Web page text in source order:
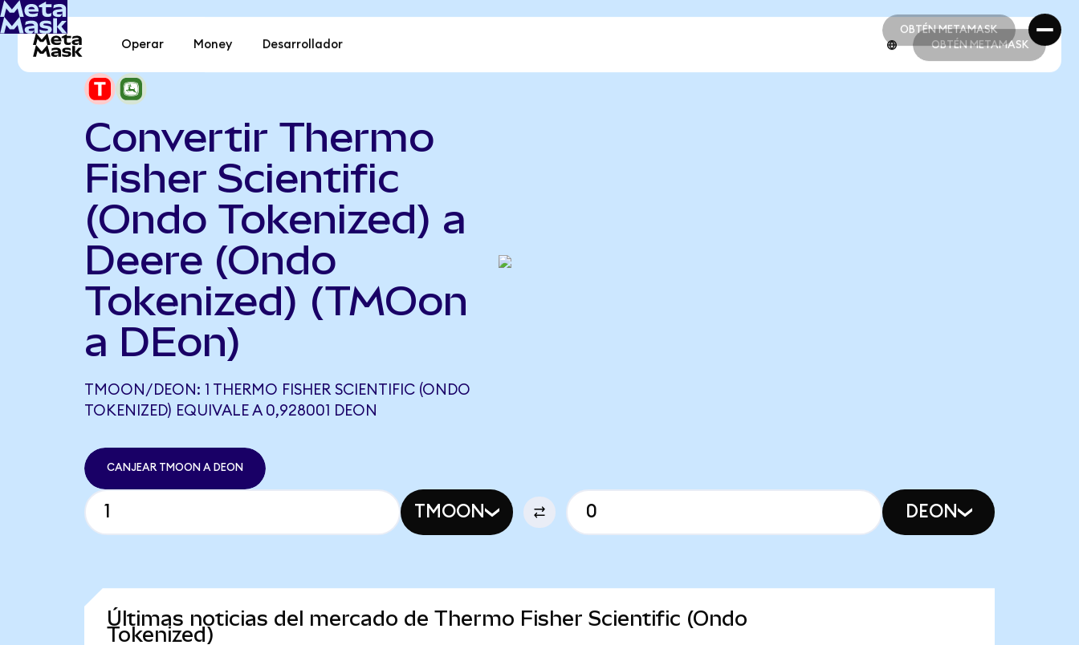
OBTÉN METAMASK
OBTÉN METAMASK
Operar Money Desarrollador OBTÉN METAMASK
Convertir Thermo
Fisher Scientific
(Ondo Tokenized) a
Deere (Ondo
Tokenized) (TMOon
a DEon)
TMOON/DEON: 1 THERMO FISHER SCIENTIFIC (ONDO
TOKENIZED) EQUIVALE A 0,928001 DEON
CANJEAR TMOON A DEON
TMOON DEON
Últimas noticias del mercado de Thermo Fisher Scientific (Ondo
Tokenized)